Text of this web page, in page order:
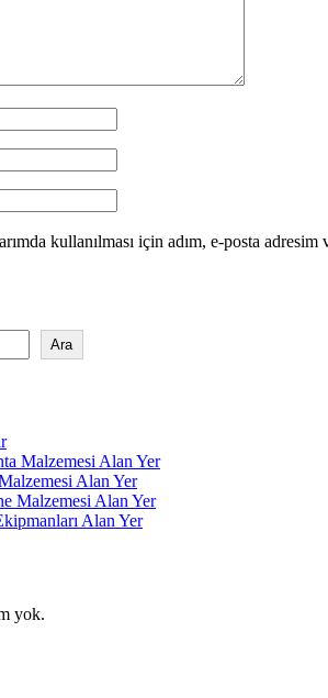
kullanılması için adım, e-posta adresim
Ara
Malzemesi Alan Yer
Alan Yer
Malzemesi Alan Yer
Alan Yer
yok.